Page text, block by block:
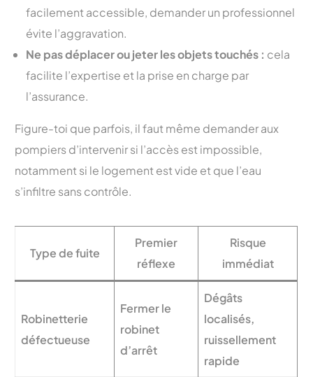
facilement accessible, demander un professionnel
évite l’aggravation.
Ne pas déplacer ou jeter les objets touchés : cela
facilite l’expertise et la prise en charge par
l’assurance.
Figure-toi que parfois, il faut même demander aux
pompiers d’intervenir si l’accès est impossible,
notamment si le logement est vide et que l’eau
s’infiltre sans contrôle.
Type de fuite
Premier
réflexe
Risque
immédiat
Robinetterie
défectueuse
Fermer le
robinet
d’arrêt
Dégâts
localisés,
ruissellement
rapide